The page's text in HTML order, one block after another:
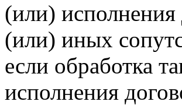
(или)
(или) иных
если обработка
исполнения